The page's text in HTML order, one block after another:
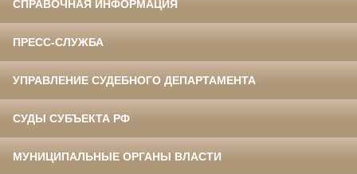
СПРАВОЧНАЯ ИНФОРМАЦИЯ
ПРЕСС-СЛУЖБА
УПРАВЛЕНИЕ СУДЕБНОГО ДЕПАРТАМЕНТА
СУДЫ СУБЪЕКТА РФ
МУНИЦИПАЛЬНЫЕ ОРГАНЫ ВЛАСТИ